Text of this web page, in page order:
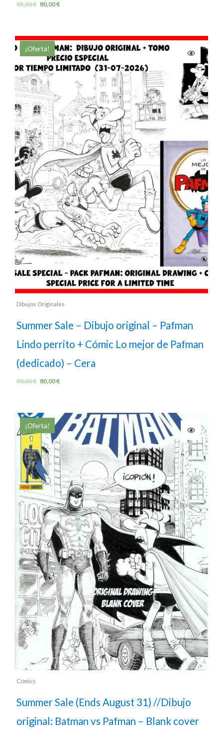
95,00€ 80,00€
¡Oferta!
Dibujos Originales
Summer Sale – Dibujo original – Pafman
Lindo perrito + Cómic Lo mejor de Pafman
(dedicado) – Cera
90,00€ 80,00€
¡Oferta!
Cómics
Summer Sale (Ends August 31) //Dibujo
original: Batman vs Pafman – Blank cover